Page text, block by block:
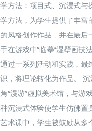
学方法：项目式、沉浸式与
学方法，为学生提供了丰富
的风格创作作品，并在最
手在游戏中“临摹”湿壁画技
通过一系列活动和实践，最
识，将理论转化为作品。
角“漫游”虚拟美术馆，与游
种沉浸式体验使学生仿佛置
艺术课中，学生被鼓励从